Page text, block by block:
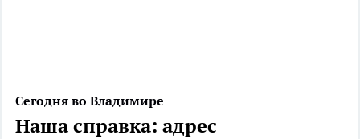
Сегодня во Владимире
Наша справка: адрес